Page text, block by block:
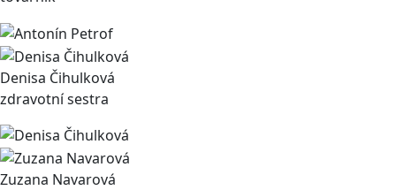
Denisa Čihulková
zdravotní sestra
Zuzana Navarová